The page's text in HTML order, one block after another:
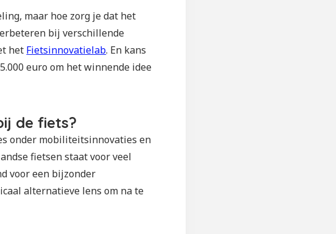
maar hoe zorg je dat het
bij verschillende
het Fietsinnovatielab. En kans
euro om het winnende idee
de fiets?
onder mobiliteitsinnovaties en
fietsen staat voor veel
voor een bijzonder
alternatieve lens om na te